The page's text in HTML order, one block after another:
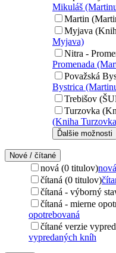
Mikuláš
Martin
Myjava
Myjava)
Nitra -
Promenada
Považská
Bystrica
Trebišov
Turzovka
(Kniha
Ďalšie možnosti
Nové / čítané
nová (0 titulov)nová
čítaná (0 titulov)
čítaná - výborný
čítaná - mierne
opotrebovaná
čítané verzie
vypredaných kníh